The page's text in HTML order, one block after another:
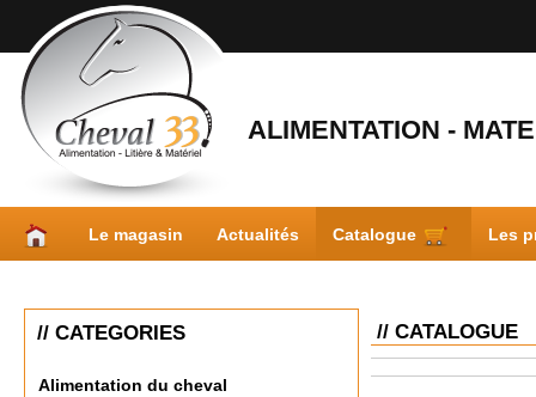
ALIMENTATION -
Le magasin Actualités Catalogue Les
// CATEGORIES
Alimentation du cheval
// CATALOGUE